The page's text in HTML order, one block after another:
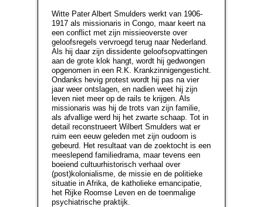
Witte Pater Albert Smulders werkt van 1906-
1917 als missionaris in Congo, maar keert na
een conflict met zijn missieoverste over
geloofsregels vervroegd terug naar Nederland.
Als hij daar zijn dissidente geloofsopvattingen
aan de grote klok hangt, wordt hij gedwongen
opgenomen in een R.K. Krankzinnigengesticht.
Ondanks hevig protest wordt hij pas na vier
jaar weer ontslagen, en nadien weet hij zijn
leven niet meer op de rails te krijgen. Als
missionaris was hij de trots van zijn familie,
als afvallige werd hij het zwarte schaap. Tot in
detail reconstrueert Wilbert Smulders wat er
ruim een eeuw geleden met zijn oudoom is
gebeurd. Het resultaat van de zoektocht is een
meeslepend familiedrama, maar tevens een
boeiend cultuurhistorisch verhaal over
(post)kolonialisme, de missie en de politieke
situatie in Afrika, de katholieke emancipatie,
het Rijke Roomse Leven en de toenmalige
psychiatrische praktijk.